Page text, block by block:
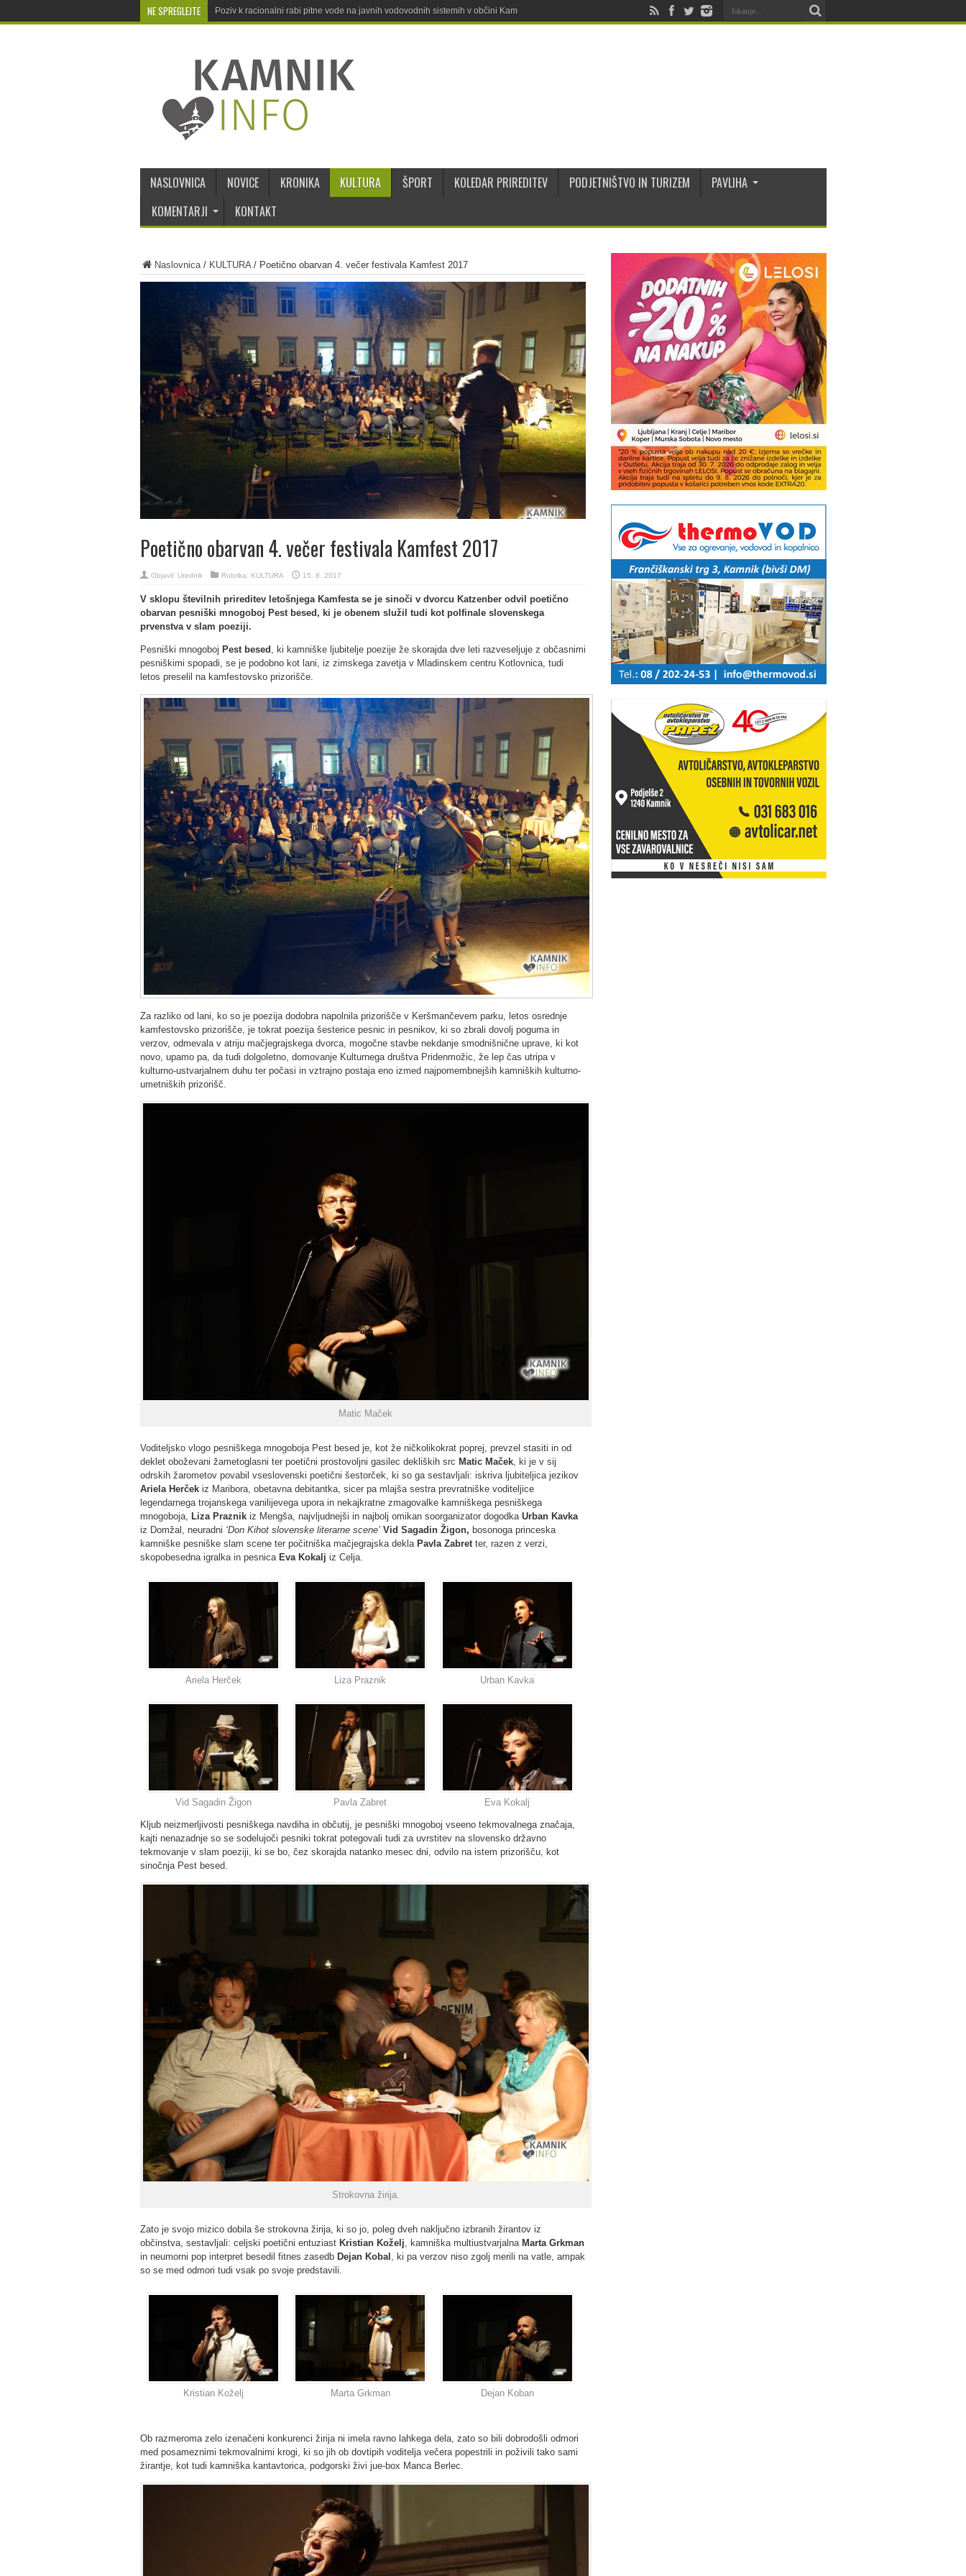
NE SPREGLEJTE Poziv k racionalni rabi pitne vode na javnih vodovodnih sistemih v občini Kamnik
NASLOVNICA NOVICE KRONIKA KULTURA ŠPORT KOLEDAR PRIREDITEV PODJETNIŠTVO IN TURIZEM
PAVLIHA
KOMENTARJI
KONTAKT
Naslovnica/ KULTURA/ Poetično obarvan 4. večer festivala Kamfest 2017
Poetično obarvan 4. večer festivala Kamfest 2017
Objavil: Urednik Rubrika: KULTURA 15. 8. 2017
V sklopu številnih prireditev letošnjega Kamfesta se je sinoči v dvorcu Katzenber odvil poetično
obarvan pesniški mnogoboj Pest besed, ki je obenem služil tudi kot polfinale slovenskega
prvenstva v slam poeziji.
Pesniški mnogoboj Pest besed , ki kamniške ljubitelje poezije že skorajda dve leti razveseljuje z občasnimi
pesniškimi spopadi, se je podobno kot lani, iz zimskega zavetja v Mladinskem centru Kotlovnica, tudi
letos preselil na kamfestovsko prizorišče.
Za razliko od lani, ko so je poezija dodobra napolnila prizorišče v Keršmančevem parku, letos osrednje
kamfestovsko prizorišče, je tokrat poezija šesterice pesnic in pesnikov, ki so zbrali dovolj poguma in
verzov, odmevala v atriju mačjegrajskega dvorca, mogočne stavbe nekdanje smodnišnične uprave, ki kot
novo, upamo pa, da tudi dolgoletno, domovanje Kulturnega društva Pridenmožic, že lep čas utripa v
kulturno-ustvarjalnem duhu ter počasi in vztrajno postaja eno izmed najpomembnejših kamniških kulturno-
umetniških prizorišč.
Matic Maček
Voditeljsko vlogo pesniškega mnogoboja Pest besed je, kot že ničkolikokrat poprej, prevzel stasiti in od
deklet oboževani žametoglasni ter poetični prostovoljni gasilec dekliških src Matic Maček, ki je v sij
odrskih žarometov povabil vseslovenski poetični šestorček, ki so ga sestavljali: iskriva ljubiteljica jezikov
Ariela Herčekiz Maribora, obetavna debitantka, sicer pa mlajša sestra prevratniške voditeljice
legendarnega trojanskega vanilijevega upora in nekajkratne zmagovalke kamniškega pesniškega
mnogoboja, Liza Praznikiz Mengša, najvljudnejši in najbolj omikan soorganizator dogodka Urban Kavka
iz Domžal, neuradni ‘Don Kihot slovenske literarne scene’ Vid Sagadin Žigon, bosonoga princeska
kamniške pesniške slam scene ter počitniška mačjegrajska dekla Pavla Zabret ter, razen z verzi,
skopobesedna igralka in pesnica Eva Kokalj iz Celja.
Ariela Herček Liza Praznik Urban Kavka
Vid Sagadin Žigon Pavla Zabret Eva Kokalj
Kljub neizmerljivosti pesniškega navdiha in občutij, je pesniški mnogoboj vseeno tekmovalnega značaja,
kajti nenazadnje so se sodelujoči pesniki tokrat potegovali tudi za uvrstitev na slovensko državno
tekmovanje v slam poeziji, ki se bo, čez skorajda natanko mesec dni, odvilo na istem prizorišču, kot
sinočnja Pest besed.
Strokovna žirija.
Zato je svojo mizico dobila še strokovna žirija, ki so jo, poleg dveh naključno izbranih žirantov iz
občinstva, sestavljali: celjski poetični entuziast Kristian Koželj, kamniška multiustvarjalna Marta Grkman
in neumorni pop interpret besedil fitnes zasedb Dejan Kobal , ki pa verzov niso zgolj merili na vatle, ampak
so se med odmori tudi vsak po svoje predstavili.
Kristian Koželj Marta Grkman Dejan Koban
Ob razmeroma zelo izenačeni konkurenci žirija ni imela ravno lahkega dela, zato so bili dobrodošli odmori
med posameznimi tekmovalnimi krogi, ki so jih ob dovtipih voditelja večera popestrili in poživili tako sami
žirantje, kot tudi kamniška kantavtorica, podgorski živi jue-box Manca Berlec.